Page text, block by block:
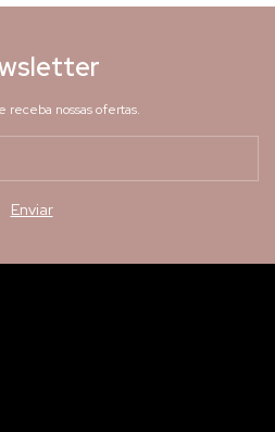
receba nossas ofertas.